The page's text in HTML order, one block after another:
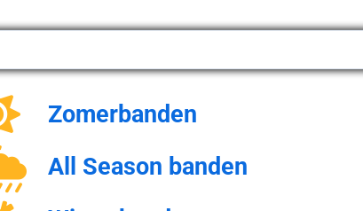
Zomerbanden
All Season banden